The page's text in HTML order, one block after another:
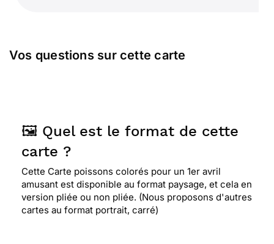
Vos questions sur cette carte
🖼️ Quel est le format de cette
carte ?
Cette Carte poissons colorés pour un 1er avril
amusant est disponible au format paysage, et cela en
version pliée ou non pliée. (Nous proposons d'autres
cartes au format portrait, carré)